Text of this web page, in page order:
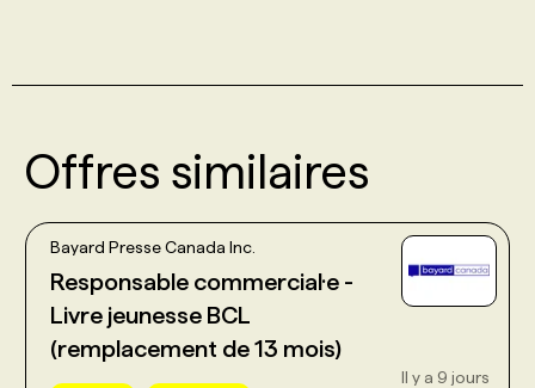
Offres similaires
Bayard Presse Canada Inc.
Responsable commercial·e -
Livre jeunesse BCL
(remplacement de 13 mois)
Il y a 9 jours